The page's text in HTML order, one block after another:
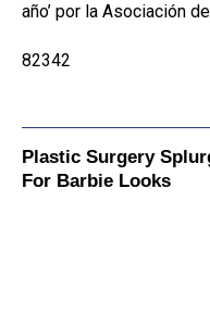
año’ por la Asociación
82342